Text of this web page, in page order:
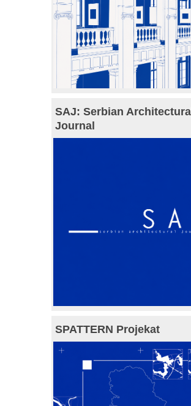
SAJ: Serbian Architectural
Journal
SPATTERN Projekat